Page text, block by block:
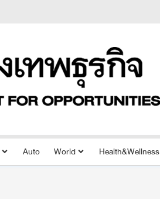
Auto World Health&Wellness